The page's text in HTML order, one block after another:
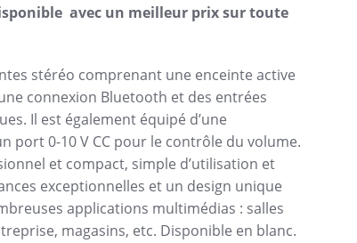
avec un meilleur prix sur toute
stéréo comprenant une enceinte active
connexion Bluetooth et des entrées
Il est également équipé d’une
port 0-10 V CC pour le contrôle du volume.
et compact, simple d’utilisation et
exceptionnelles et un design unique
applications multimédias : salles
magasins, etc. Disponible en blanc.